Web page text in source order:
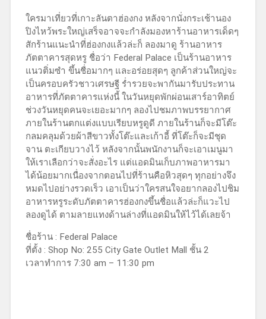
ใครมาเที่ยวที่เกาะลันตาฮ่องกง หลังจากนั่งกระเช้านอง
ปิงไหว้พระใหญ่เสร็จอาจจะกำลังมองหาร้านอาหารเด็ดๆ
สักร้านแนะนำที่ฮ่องกงแล้วล่ะก็ ลองมาดู ร้านอาหาร
ภัตตาคารสุดหรู ชื่อว่า Federal Palace เป็นร้านอาหาร
แนวติ่มซำ ขึ้นชื่อมากๆ และอร่อยสุดๆ ลูกค้าส่วนใหญ่จะ
เป็นครอบครัวชาวเศรษฐี ร่ำรวยจะพากันมารับประทาน
อาหารที่ภัตตาคารแห่งนี้ ในวันหยุดพักผ่อนเสาร์อาทิตย์
ช่วงวันหยุดคนจะเยอะมากๆ ลองไปชมภาพบรรยากาศ
ภายในร้านตกแต่งแบบเรียบหรูดูดี ภายในร้านก็จะมีโต๊ะ
กลมคลุมด้วยผ้าสีขาวทั้งโต๊ะและเก้าอี้ ที่โต๊ะก็จะมีชุด
จาน ตะเกียบวางไว้ หลังจากนั้นพนักงานก็จะเอาเมนูมา
ให้เราเลือกว่าจะสั่งอะไร แต่แอดมินเก็บภาพอาหารมา
ได้น้อยมากเนื่องจากตอนไปที่ร้านคือหิวสุดๆ ทุกอย่างจึง
หมดไปอย่างรวดเร็ว เอาเป็นว่าใครสนใจอยากลองไปชิม
อาหารหรูระดับภัตตาคารฮ่องกงขึ้นชื่อแล้วล่ะก็แวะไป
ลองดูได้ ตามลายแทงด้านล่างที่แอดมินให้ไว้ได้เลยจ้า
ชื่อร้าน : Federal Palace
ที่ตั้ง : Shop No: 255 City Gate Outlet Mall ชั้น 2
เวลาทำการ 7:30 am – 11:30 pm